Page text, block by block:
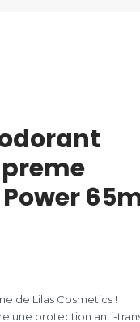
de Lilas Cosmetics !
une protection anti-